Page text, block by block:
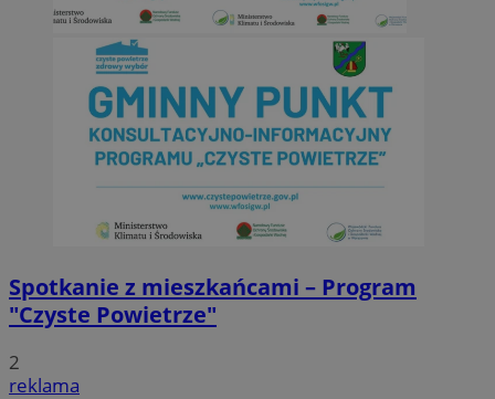
Spotkanie z mieszkańcami – Program
"Czyste Powietrze"
2
reklama